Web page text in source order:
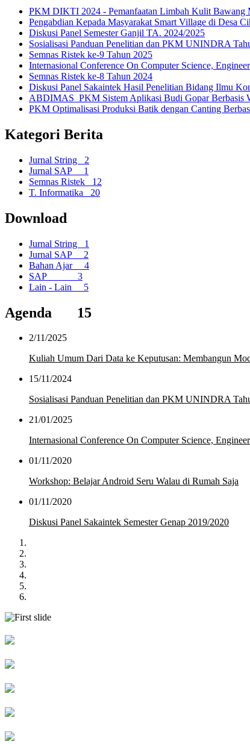
PKM DIKTI 2024 - Pemanfaatan Limbah Kulit Bawang
Pengabdian Kepada Masyarakat Smart Village di Desa
Diskusi Panel Semester Ganjil TA. 2024/2025
Sosialisasi Panduan Penelitian dan PKM UNINDRA
Semnas Ristek ke-9 Tahun 2025
Internasional Conference On Computer Science,
Semnas Ristek ke-8 Tahun 2024
Diskusi Panel Sakaintek Hasil Penelitian Bidang Ilmu
ABDIMAS_PKM Sistem Aplikasi Budi Gopar Berbasis
PKM Optimalisasi Produksi Batik dengan Canting
Kategori Berita
Jurnal String 2
Jurnal SAP 1
Semnas Ristek 12
T. Informatika 20
Download
Jurnal String 1
Jurnal SAP 2
Bahan Ajar 4
SAP 3
Lain - Lain 5
Agenda 15
2/11/2025
Kuliah Umum Dari Data ke Keputusan: Membangun
15/11/2024
Sosialisasi Panduan Penelitian dan PKM UNINDRA
21/01/2025
Internasional Conference On Computer Science,
01/11/2020
Workshop: Belajar Android Seru Walau di Rumah Saja
01/11/2020
Diskusi Panel Sakaintek Semester Genap 2019/2020